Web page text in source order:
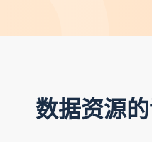
数据资源